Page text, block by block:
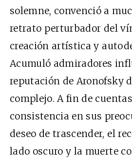
solemne, convenció a
retrato perturbador del
creación artística y
Acumuló admiradores
reputación de Aronofsky
complejo. A fin de
consistencia en sus
deseo de trascender, el
lado oscuro y la muerte